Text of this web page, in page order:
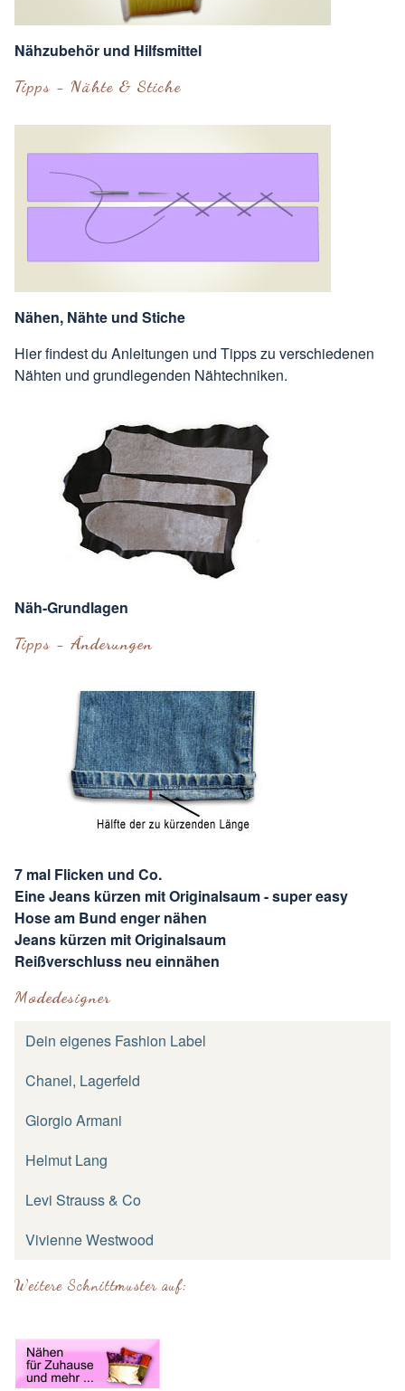
Nähzubehör und Hilfsmittel
Tipps - Nähte & Stiche
Nähen, Nähte und Stiche
Hier findest du Anleitungen und Tipps zu verschiedenen
Nähten und grundlegenden Nähtechniken.
Näh-Grundlagen
Tipps - Änderungen
7 mal Flicken und Co.
Eine Jeans kürzen mit Originalsaum - super easy
Hose am Bund enger nähen
Jeans kürzen mit Originalsaum
Reißverschluss neu einnähen
Modedesigner
Dein eigenes Fashion Label
Chanel, Lagerfeld
Giorgio Armani
Helmut Lang
Levi Strauss & Co
Vivienne Westwood
Weitere Schnittmuster auf: